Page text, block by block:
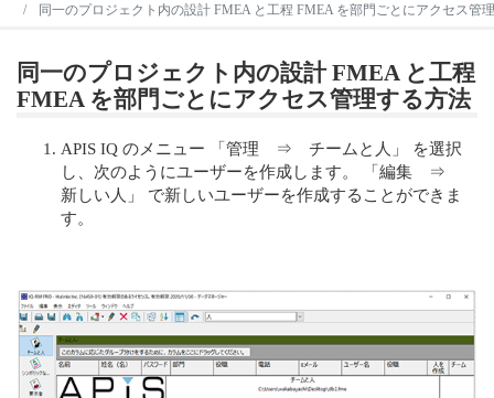
同一のプロジェクト内の設計 FMEA と工程 FMEA を部門ごとにアクセス管
同一のプロジェクト内の設計 FMEA と工程
FMEA を部門ごとにアクセス管理する方法
APIS IQ のメニュー 「管理 ⇒ チームと人」 を選択
し、次のようにユーザーを作成します。 「編集 ⇒
新しい人」 で新しいユーザーを作成することができま
す。